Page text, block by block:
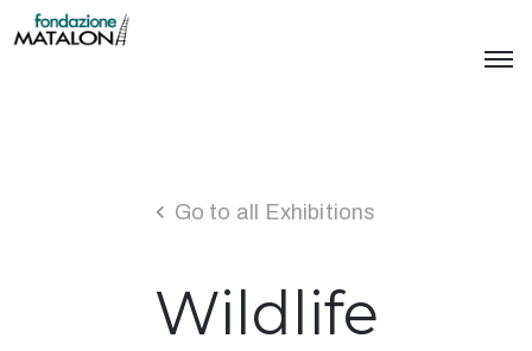
Go to all Exhibitions
Wildlife